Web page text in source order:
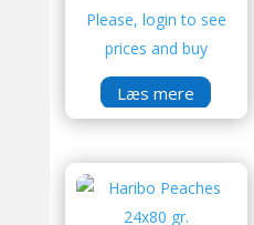
Please, login to see
prices and buy
Læs mere